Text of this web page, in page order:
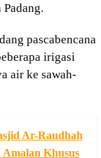
pascabencana
irigasi
air ke sawah-
Ar-Raudhah
Khusus